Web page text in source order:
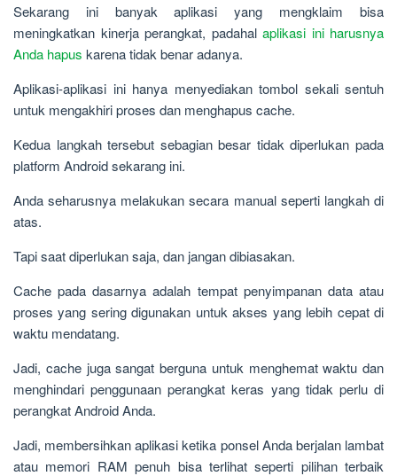
Sekarang ini banyak aplikasi yang mengklaim bisa
meningkatkan kinerja perangkat, padahal aplikasi ini harusnya
Anda hapus karena tidak benar adanya.
Aplikasi-aplikasi ini hanya menyediakan tombol sekali sentuh
untuk mengakhiri proses dan menghapus cache.
Kedua langkah tersebut sebagian besar tidak diperlukan pada
platform Android sekarang ini.
Anda seharusnya melakukan secara manual seperti langkah di
atas.
Tapi saat diperlukan saja, dan jangan dibiasakan.
Cache pada dasarnya adalah tempat penyimpanan data atau
proses yang sering digunakan untuk akses yang lebih cepat di
waktu mendatang.
Jadi, cache juga sangat berguna untuk menghemat waktu dan
menghindari penggunaan perangkat keras yang tidak perlu di
perangkat Android Anda.
Jadi, membersihkan aplikasi ketika ponsel Anda berjalan lambat
atau memori RAM penuh bisa terlihat seperti pilihan terbaik